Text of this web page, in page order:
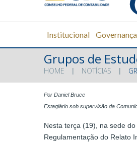
Institucional Governança
Grupos de
HOME NOTÍCIAS
Por Daniel Bruce
Estagiário sob supervisão da
Nesta terça (19), na sede
Regulamentação do Relato